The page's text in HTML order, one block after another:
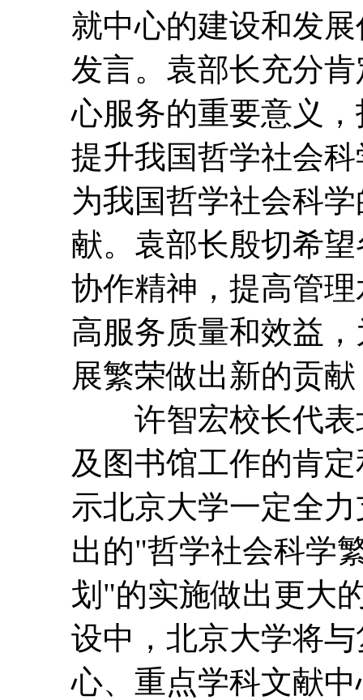
就中心的建设和发
发言。袁部长充分
心服务的重要意义
提升我国哲学社会
为我国哲学社会科
献。袁部长殷切希
协作精神，提高管
高服务质量和效益
展繁荣做出新的贡献
许智宏校长代表
及图书馆工作的肯
示北京大学一定全
出的"哲学社会科学
划"的实施做出更大
设中，北京大学将
心、重点学科文献